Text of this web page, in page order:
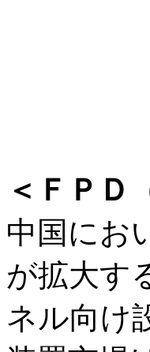
＜ＦＰＤ
中国にお
が拡大す
ネル向け